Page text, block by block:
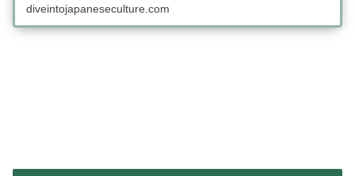
diveintojapaneseculture.com